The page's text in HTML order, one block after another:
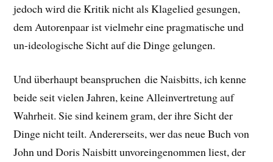
jedoch wird die Kritik nicht als Klagelied gesungen,
dem Autorenpaar ist vielmehr eine pragmatische und
un-ideologische Sicht auf die Dinge gelungen.
Und überhaupt beanspruchen die Naisbitts, ich kenne
beide seit vielen Jahren, keine Alleinvertretung auf
Wahrheit. Sie sind keinem gram, der ihre Sicht der
Dinge nicht teilt. Andererseits, wer das neue Buch von
John und Doris Naisbitt unvoreingenommen liest, der